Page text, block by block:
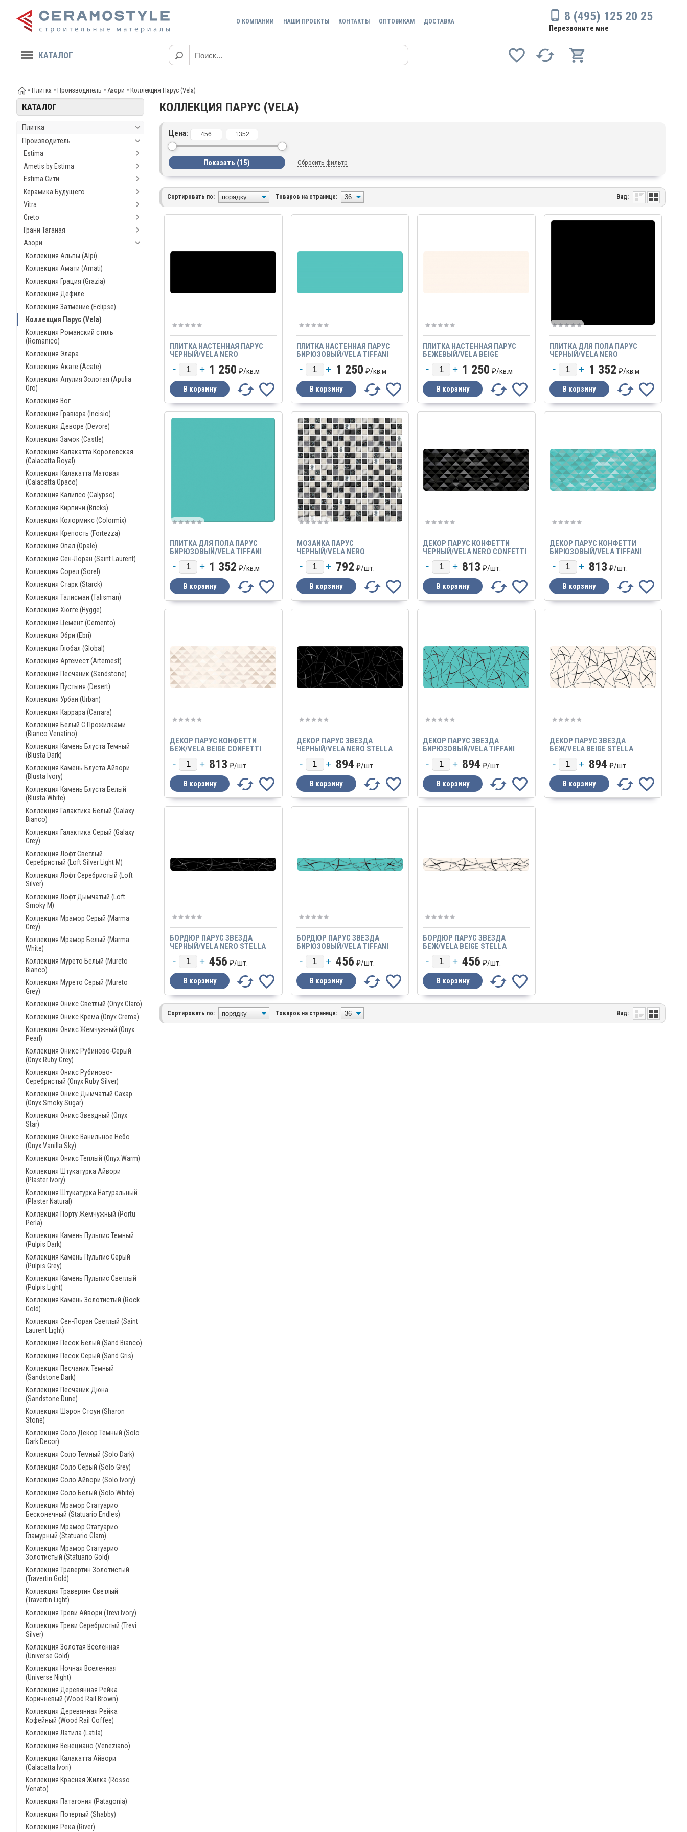
О КОМПАНИИ НАШИ ПРОЕКТЫ КОНТАКТЫ ОПТОВИКАМ ДОСТАВКА 8 (495) 125 20 25
Перезвоните мне
КАТАЛОГ
» Плитка » Производитель » Азори » Коллекция Парус (Vela)
КАТАЛОГ
Плитка
Производитель
Estima
Ametis by Estima
Estima Сити
Керамика Будущего
Vitra
Creto
Грани Таганая
Азори
Коллекция Альпы (Alpi)
Коллекция Амати (Amati)
Коллекция Грация (Grazia)
Коллекция Дефиле
Коллекция Затмение (Eclipse)
Коллекция Парус (Vela)
Коллекция Романский стиль
(Romanico)
Коллекция Элара
Коллекция Акате (Acate)
Коллекция Апулия Золотая (Apulia
Oro)
Коллекция Вог
Коллекция Гравюра (Incisio)
Коллекция Деворе (Devore)
Коллекция Замок (Castle)
Коллекция Калакатта Королевская
(Calacatta Royal)
Коллекция Калакатта Матовая
(Calacatta Opaco)
Коллекция Калипсо (Calypso)
Коллекция Кирпичи (Bricks)
Коллекция Колормикс (Colormix)
Коллекция Крепость (Fortezza)
Коллекция Опал (Opale)
Коллекция Сен-Лоран (Saint Laurent)
Коллекция Сорел (Sorel)
Коллекция Старк (Starck)
Коллекция Талисман (Talisman)
Коллекция Хюгге (Hygge)
Коллекция Цемент (Cemento)
Коллекция Эбри (Ebri)
Коллекция Глобал (Global)
Коллекция Артемест (Artemest)
Коллекция Песчаник (Sandstone)
Коллекция Пустыня (Desert)
Коллекция Урбан (Urban)
Коллекция Каррара (Carrara)
Коллекция Белый С Прожилками
(Bianco Venatino)
Коллекция Камень Блуста Темный
(Blusta Dark)
Коллекция Камень Блуста Айвори
(Blusta Ivory)
Коллекция Камень Блуста Белый
(Blusta White)
Коллекция Галактика Белый (Galaxy
Bianco)
Коллекция Галактика Серый (Galaxy
Grey)
Коллекция Лофт Светлый
Серебристый (Loft Silver Light M)
Коллекция Лофт Серебристый (Loft
Silver)
Коллекция Лофт Дымчатый (Loft
Smoky M)
Коллекция Мрамор Серый (Marma
Grey)
Коллекция Мрамор Белый (Marma
White)
Коллекция Мурето Белый (Mureto
Bianco)
Коллекция Мурето Серый (Mureto
Grey)
Коллекция Оникс Светлый (Onyx Claro)
Коллекция Оникс Крема (Onyx Crema)
Коллекция Оникс Жемчужный (Onyx
Pearl)
Коллекция Оникс Рубиново-Серый
(Onyx Ruby Grey)
Коллекция Оникс Рубиново-
Серебристый (Onyx Ruby Silver)
Коллекция Оникс Дымчатый Сахар
(Onyx Smoky Sugar)
Коллекция Оникс Звездный (Onyx
Star)
Коллекция Оникс Ванильное Небо
(Onyx Vanilla Sky)
Коллекция Оникс Теплый (Onyx Warm)
Коллекция Штукатурка Айвори
(Plaster Ivory)
Коллекция Штукатурка Натуральный
(Plaster Natural)
Коллекция Порту Жемчужный (Portu
Perla)
Коллекция Камень Пульпис Темный
(Pulpis Dark)
Коллекция Камень Пульпис Серый
(Pulpis Grey)
Коллекция Камень Пульпис Светлый
(Pulpis Light)
Коллекция Камень Золотистый (Rock
Gold)
Коллекция Сен-Лоран Светлый (Saint
Laurent Light)
Коллекция Песок Белый (Sand Bianco)
Коллекция Песок Серый (Sand Gris)
Коллекция Песчаник Темный
(Sandstone Dark)
Коллекция Песчаник Дюна
(Sandstone Dune)
Коллекция Шэрон Стоун (Sharon
Stone)
Коллекция Соло Декор Темный (Solo
Dark Decor)
Коллекция Соло Темный (Solo Dark)
Коллекция Соло Серый (Solo Grey)
Коллекция Соло Айвори (Solo Ivory)
Коллекция Соло Белый (Solo White)
Коллекция Мрамор Статуарио
Бесконечный (Statuario Endles)
Коллекция Мрамор Статуарио
Гламурный (Statuario Glam)
Коллекция Мрамор Статуарио
Золотистый (Statuario Gold)
Коллекция Травертин Золотистый
(Travertin Gold)
Коллекция Травертин Светлый
(Travertin Light)
Коллекция Треви Айвори (Trevi Ivory)
Коллекция Треви Серебристый (Trevi
Silver)
Коллекция Золотая Вселенная
(Universe Gold)
Коллекция Ночная Вселенная
(Universe Night)
Коллекция Деревянная Рейка
Коричневый (Wood Rail Brown)
Коллекция Деревянная Рейка
Кофейный (Wood Rail Coffee)
Коллекция Латила (Latila)
Коллекция Венециано (Veneziano)
Коллекция Калакатта Айвори
(Calacatta Ivori)
Коллекция Красная Жилка (Rosso
Venato)
Коллекция Патагония (Patagonia)
Коллекция Потертый (Shabby)
Коллекция Река (River)
КОЛЛЕКЦИЯ ПАРУС (VELA)
Цена: -
Сбросить фильтр
Сортировать по: Товаров на странице: Вид:
ПЛИТКА НАСТЕННАЯ ПАРУС
ЧЕРНЫЙ/VELA NERO
1 250 ₽/кв.м
ПЛИТКА НАСТЕННАЯ ПАРУС
БИРЮЗОВЫЙ/VELA TIFFANI
1 250 ₽/кв.м
ПЛИТКА НАСТЕННАЯ ПАРУС
БЕЖЕВЫЙ/VELA BEIGE
1 250 ₽/кв.м
ПЛИТКА ДЛЯ ПОЛА ПАРУС
ЧЕРНЫЙ/VELA NERO
1 352 ₽/кв.м
ПЛИТКА ДЛЯ ПОЛА ПАРУС
БИРЮЗОВЫЙ/VELA TIFFANI
1 352 ₽/кв.м
МОЗАИКА ПАРУС
ЧЕРНЫЙ/VELA NERO
792 ₽/шт.
ДЕКОР ПАРУС КОНФЕТТИ
ЧЕРНЫЙ/VELA NERO CONFETTI
813 ₽/шт.
ДЕКОР ПАРУС КОНФЕТТИ
БИРЮЗОВЫЙ/VELA TIFFANI
CONFETTI
813 ₽/шт.
ДЕКОР ПАРУС КОНФЕТТИ
БЕЖ/VELA BEIGE CONFETTI
813 ₽/шт.
ДЕКОР ПАРУС ЗВЕЗДА
ЧЕРНЫЙ/VELA NERO STELLA
894 ₽/шт.
ДЕКОР ПАРУС ЗВЕЗДА
БИРЮЗОВЫЙ/VELA TIFFANI
STELLA
894 ₽/шт.
ДЕКОР ПАРУС ЗВЕЗДА
БЕЖ/VELA BEIGE STELLA
894 ₽/шт.
БОРДЮР ПАРУС ЗВЕЗДА
ЧЕРНЫЙ/VELA NERO STELLA
456 ₽/шт.
БОРДЮР ПАРУС ЗВЕЗДА
БИРЮЗОВЫЙ/VELA TIFFANI
STELLA
456 ₽/шт.
БОРДЮР ПАРУС ЗВЕЗДА
БЕЖ/VELA BEIGE STELLA
456 ₽/шт.
Сортировать по: Товаров на странице: Вид: